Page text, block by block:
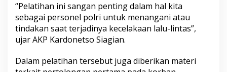
“Pelatihan ini sangan penting dalam hal kita
sebagai personel polri untuk menangani atau
tindakan saat terjadinya kecelakaan lalu-lintas”,
ujar AKP Kardonetso Siagian.
Dalam pelatihan tersebut juga diberikan materi